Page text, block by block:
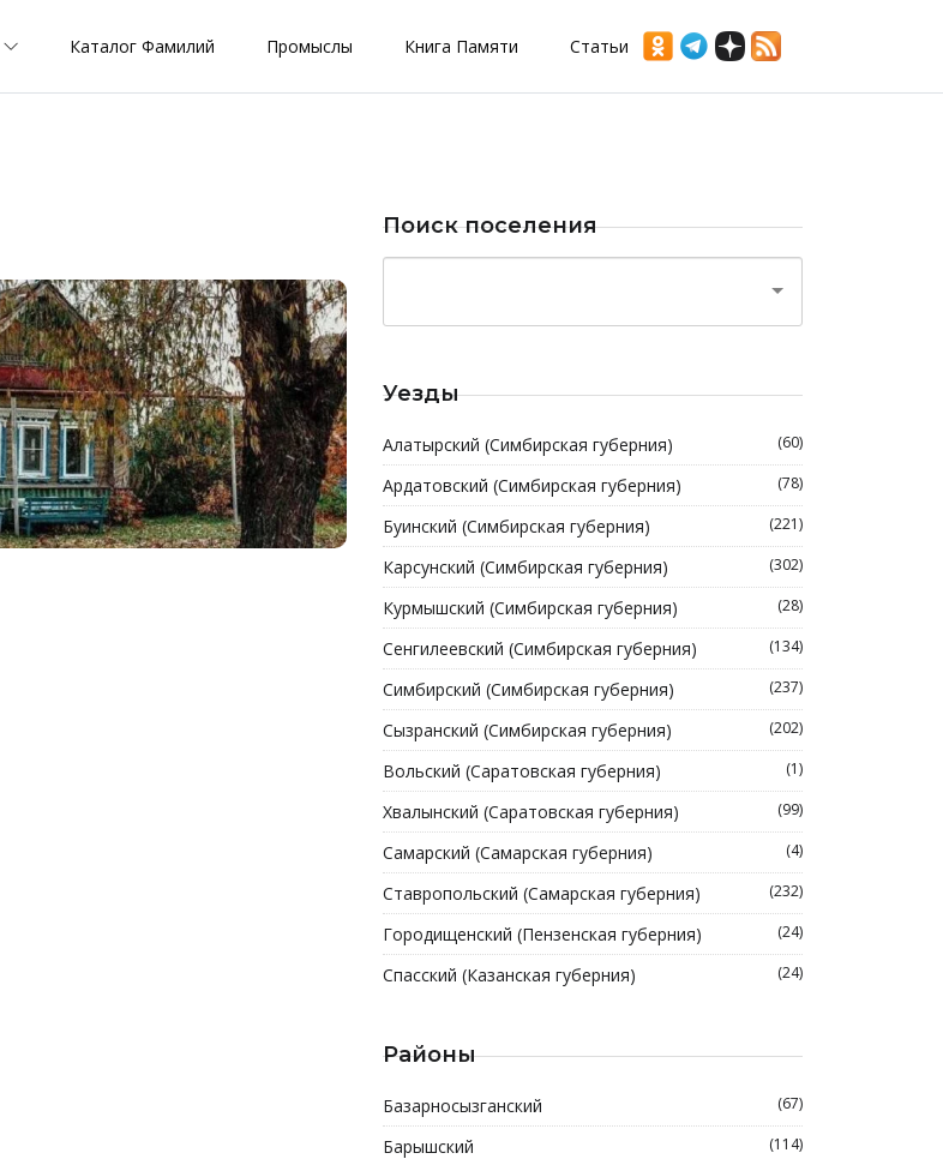
Каталог Фамилий Промыслы Книга Памяти Статьи
Поиск поселения
Уезды
Алатырский (Симбирская губерния) (60)
Ардатовский (Симбирская губерния) (78)
Буинский (Симбирская губерния) (221)
Карсунский (Симбирская губерния) (302)
Курмышский (Симбирская губерния) (28)
Сенгилеевский (Симбирская губерния) (134)
Симбирский (Симбирская губерния) (237)
Сызранский (Симбирская губерния) (202)
Вольский (Саратовская губерния) (1)
Хвалынский (Саратовская губерния) (99)
Самарский (Самарская губерния) (4)
Ставропольский (Самарская губерния) (232)
Городищенский (Пензенская губерния) (24)
Спасский (Казанская губерния) (24)
Районы
Базарносызганский (67)
Барышский (114)